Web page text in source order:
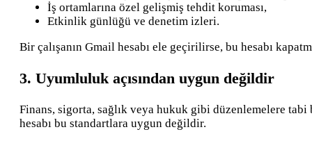
İş ortamlarına özel gelişmiş tehdit koruması,
Etkinlik günlüğü ve denetim izleri.
Bir çalışanın Gmail hesabı ele geçirilirse, bu hesabı
3. Uyumluluk açısından uygun değildir
Finans, sigorta, sağlık veya hukuk gibi düzenlemelere
hesabı bu standartlara uygun değildir.